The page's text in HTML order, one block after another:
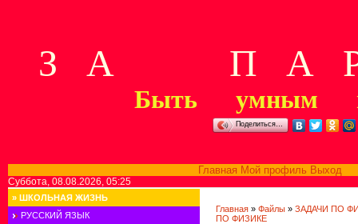
З А П А Р
Быть умным
Поделиться…
Главная Мой профиль Выход
Суббота, 08.08.2026, 05:25
» ШКОЛЬНАЯ ЖИЗНЬ
РУССКИЙ ЯЗЫК
Главная » Файлы » ЗАДАЧИ ПО
ПО ФИЗИКЕ